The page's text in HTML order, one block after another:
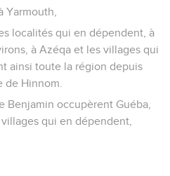
Yarmouth,
localités qui en dépendent, à
à Azéqa et les villages qui
ainsi toute la région depuis
de Hinnom.
Benjamin occupèrent Guéba,
qui en dépendent,